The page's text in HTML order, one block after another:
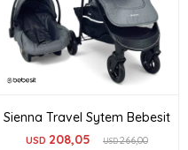
Sienna Travel Sytem Bebesit
USD 208,05 USD266,00